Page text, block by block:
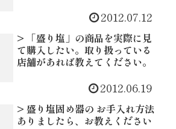
2012.07.12
> 「盛り塩」の商品を実際に見
て購入したい。取り扱っている
店舗があれば教えてください。
2012.06.19
> 盛り塩固め器の お手入れ方法
ありましたら、お教えください